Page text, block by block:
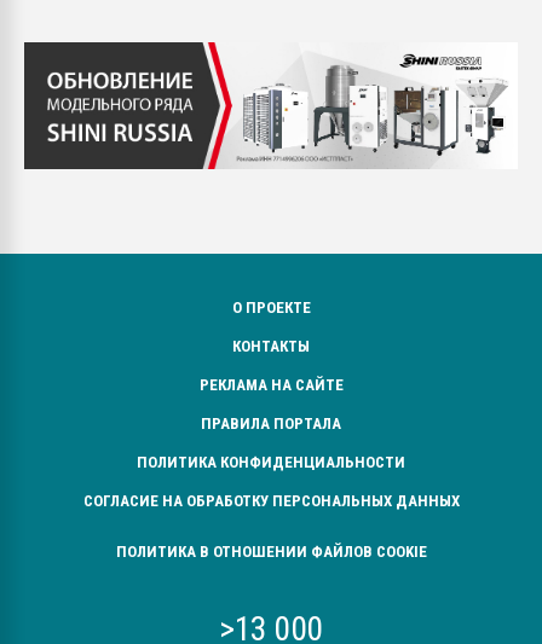
О ПРОЕКТЕ
КОНТАКТЫ
РЕКЛАМА НА САЙТЕ
ПРАВИЛА ПОРТАЛА
ПОЛИТИКА КОНФИДЕНЦИАЛЬНОСТИ
СОГЛАСИЕ НА ОБРАБОТКУ ПЕРСОНАЛЬНЫХ ДАННЫХ
ПОЛИТИКА В ОТНОШЕНИИ ФАЙЛОВ COOKIE
>13 000